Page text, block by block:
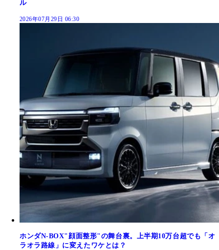
ル
2026年07月29日 06:30
ホンダN-BOX"顔面整形"の舞台裏。上半期10万台超でも「オ
ラオラ路線」に変えたワケとは？